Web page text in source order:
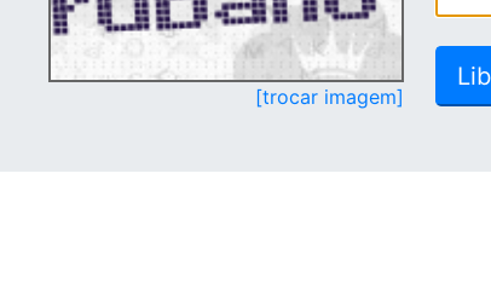
[trocar imagem]